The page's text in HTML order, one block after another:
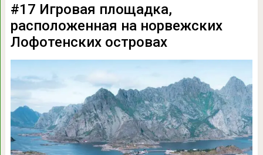
#17 Игровая площадка,
расположенная на норвежских
Лофотенских островах